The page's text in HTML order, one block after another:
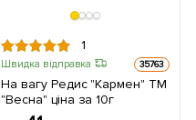
1
Швидка відправка 35763
На вагу Редис "Кармен" ТМ
"Весна" ціна за 10г